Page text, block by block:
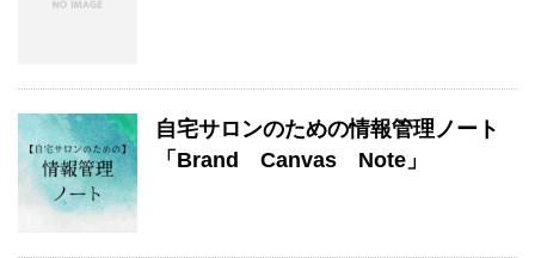
自宅サロンのための情報管理ノート
「Brand Canvas Note」